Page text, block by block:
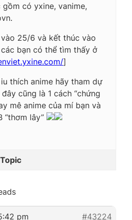
gồm có yxine, vanime,
25/6 và kết thúc vào
bạn có thể tìm thấy ở
]
thích anime hãy tham dự
cũng là 1 cách “chứng
mê anime của mí bạn và
“thơm lây”
Topic
pm #43224